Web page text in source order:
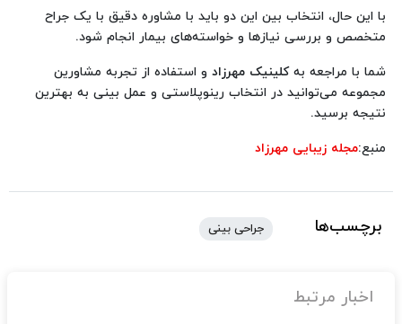
با این حال، انتخاب بین این دو باید با مشاوره دقیق با یک جراح
متخصص و بررسی نیازها و خواسته‌های بیمار انجام شود.
شما با مراجعه بهکلینیک مهرزاد و استفاده از تجربه مشاورین
مجموعه می‌توانید در انتخاب رینوپلاستی و عمل بینی به بهترین
نتیجه برسید.
منبع:مجله زیبایی مهرزاد
برچسب‌ها جراحی بینی
اخبار مرتبط